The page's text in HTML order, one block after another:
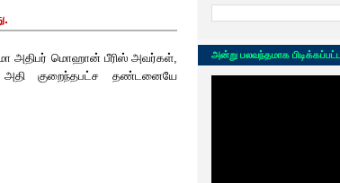
மா அதிபர் மொஹான் பீரிஸ் அவர்கள்,
அதி குறைந்தபட்ச தண்டனையே
அன்று பலவந்தமாக